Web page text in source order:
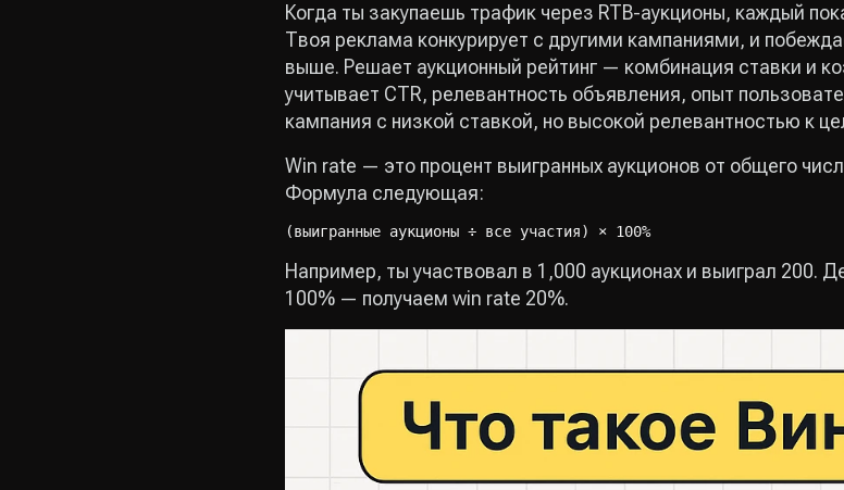
Когда ты закупаешь трафик через RTB-аукционы, каждый
Твоя реклама конкурирует с другими кампаниями, и
выше. Решает аукционный рейтинг — комбинация ставки и
учитывает CTR, релевантность объявления, опыт
кампания с низкой ставкой, но высокой релевантностью к
Win rate — это процент выигранных аукционов от общего
Формула следующая:
(выигранные аукционы ÷ все участия) × 100%
Например, ты участвовал в 1,000 аукционах и выиграл 200.
100% — получаем win rate 20%.